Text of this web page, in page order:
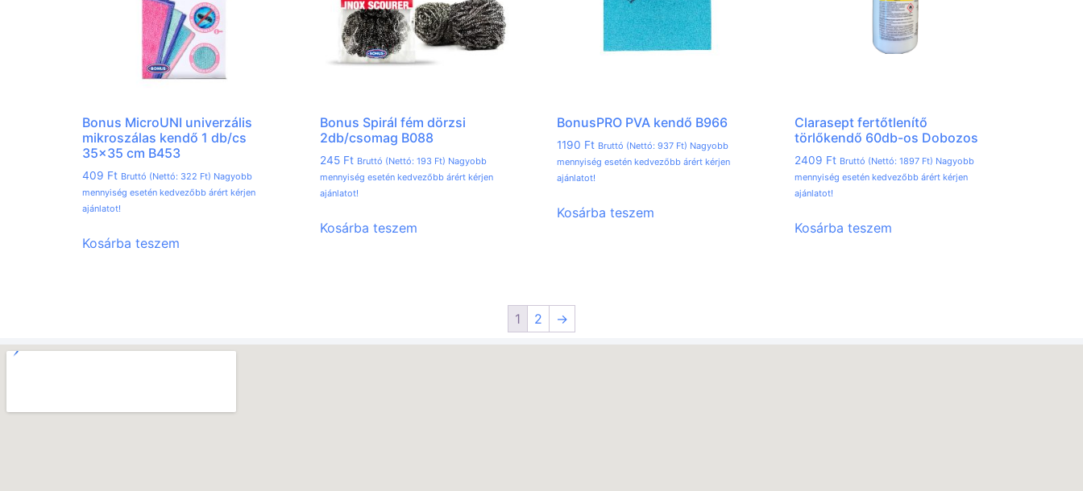
Bonus MicroUNI univerzális
mikroszálas kendő 1 db/cs
35×35 cm B453
409 Ft Bruttó (Nettó: 322 Ft) Nagyobb
mennyiség esetén kedvezőbb árért kérjen
ajánlatot!
Kosárba teszem
Bonus Spirál fém dörzsi
2db/csomag B088
245 Ft Bruttó (Nettó: 193 Ft) Nagyobb
mennyiség esetén kedvezőbb árért kérjen
ajánlatot!
Kosárba teszem
BonusPRO PVA kendő B966
1190 Ft Bruttó (Nettó:937 Ft) Nagyobb
mennyiség esetén kedvezőbb árért kérjen
ajánlatot!
Kosárba teszem
Clarasept fertőtlenítő
törlőkendő 60db-os Dobozos
2409 Ft Bruttó (Nettó:1897 Ft) Nagyobb
mennyiség esetén kedvezőbb árért kérjen
ajánlatot!
Kosárba teszem
1 2 →